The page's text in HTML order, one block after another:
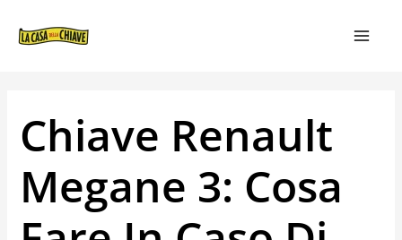
Chiave Renault
Megane 3: Cosa
ARTICOLI